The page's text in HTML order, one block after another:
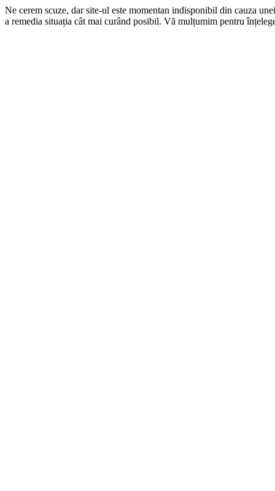
Ne cerem scuze, dar site-ul este momentan indisponibil din cauza
a remedia situația cât mai curând posibil. Vă mulțumim pentru